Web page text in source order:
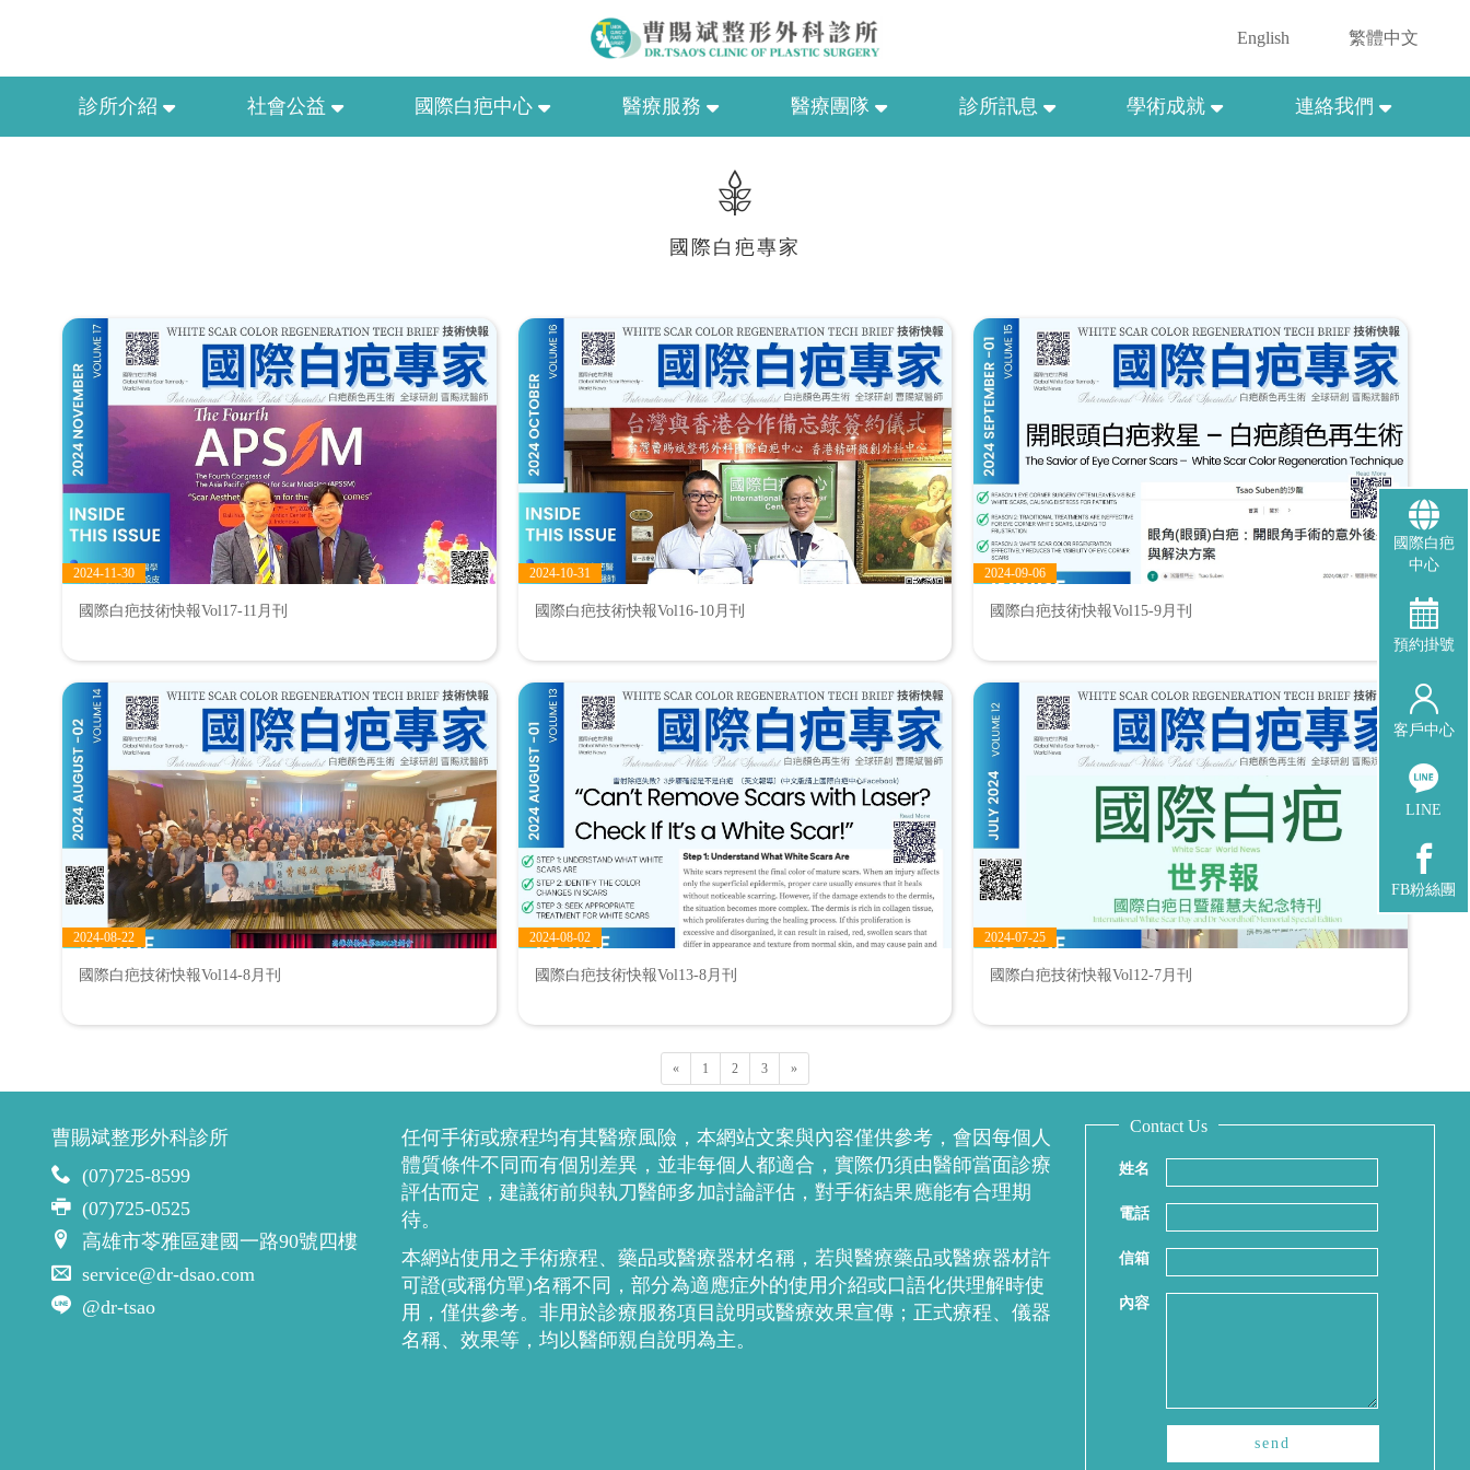
English 繁體中文
診所介紹 社會公益 國際白疤中心 醫療服務 醫療團隊 診所訊息 學術成就 連絡我們
國際白疤
中心
預約掛號
客戶中心
LINE
FB粉絲團
國際白疤專家
2024-11-30
國際白疤技術快報Vol17-11月刊
2024-10-31
國際白疤技術快報Vol16-10月刊
2024-09-06
國際白疤技術快報Vol15-9月刊
2024-08-22
國際白疤技術快報Vol14-8月刊
2024-08-02
國際白疤技術快報Vol13-8月刊
2024-07-25
國際白疤技術快報Vol12-7月刊
« 1 2 3 »
曹賜斌整形外科診所
(07)725-8599
(07)725-0525
高雄市苓雅區建國一路90號四樓
service@dr-dsao.com
@dr-tsao
任何手術或療程均有其醫療風險，本網站文案與內容僅供參考，會因每個人
體質條件不同而有個別差異，並非每個人都適合，實際仍須由醫師當面診療
評估而定，建議術前與執刀醫師多加討論評估，對手術結果應能有合理期
待。
本網站使用之手術療程、藥品或醫療器材名稱，若與醫療藥品或醫療器材許
可證(或稱仿單)名稱不同，部分為適應症外的使用介紹或口語化供理解時使
用，僅供參考。非用於診療服務項目說明或醫療效果宣傳；正式療程、儀器
名稱、效果等，均以醫師親自說明為主。
Contact Us
姓名
電話
信箱
內容
send